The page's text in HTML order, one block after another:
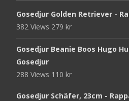
Gosedjur Golden Retriever -
382 Views 279 kr
Gosedjur Beanie Boos Hugo
Gosedjur
288 Views 110 kr
Gosedjur Schäfer, 23cm -